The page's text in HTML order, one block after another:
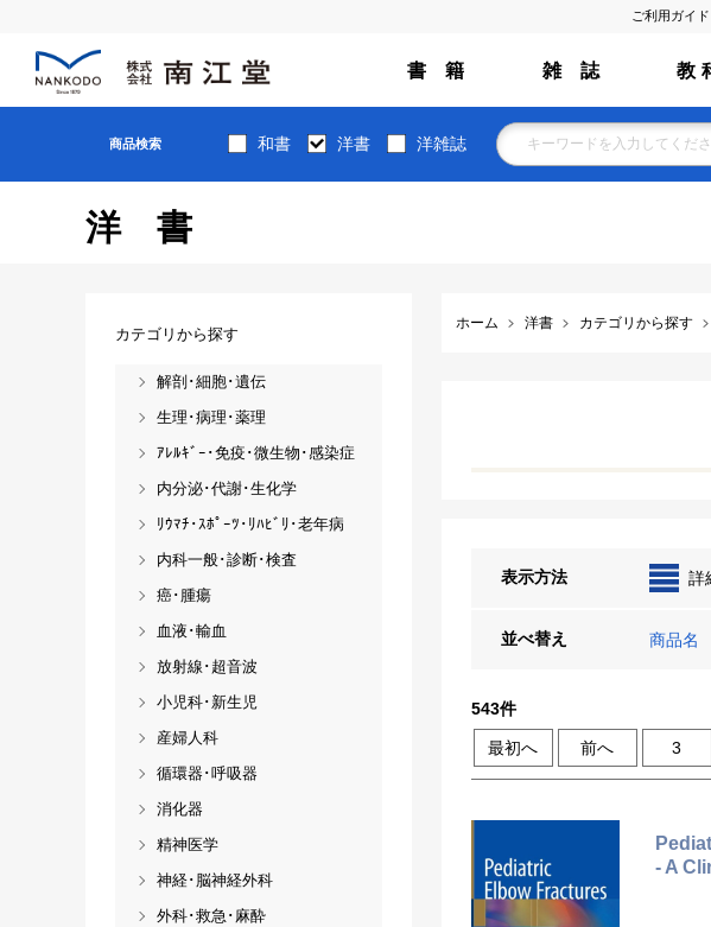
ご利用ガイド
書 籍 雑 誌 教
商品検索 和書 洋書 洋雑誌
洋書
ホーム 洋書 カテゴリから探す
表示方法 詳
並べ替え 商品名
543件
最初へ 前へ 3
- A
カテゴリから探す
解剖･細胞･遺伝
生理･病理･薬理
ｱﾚﾙｷﾞｰ･免疫･微生物･感染症
内分泌･代謝･生化学
ﾘｳﾏﾁ･ｽﾎﾟｰﾂ･ﾘﾊﾋﾞﾘ･老年病
内科一般･診断･検査
癌･腫瘍
血液･輸血
放射線･超音波
小児科･新生児
産婦人科
循環器･呼吸器
消化器
精神医学
神経･脳神経外科
外科･救急･麻酔